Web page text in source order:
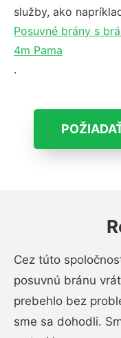
služby, ako
Posuvné brány s
4m Pama
.
Cez túto
posuvnú bránu
prebehlo bez
sme sa dohodli.